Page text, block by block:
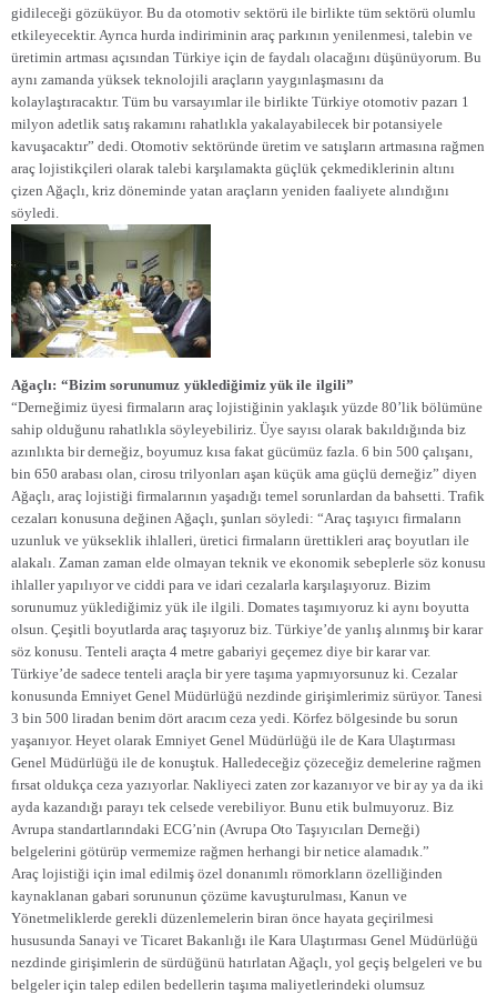
gidileceği gözüküyor. Bu da otomotiv sektörü ile birlikte tüm sektörü olumlu
etkileyecektir. Ayrıca hurda indiriminin araç parkının yenilenmesi, talebin ve
üretimin artması açısından Türkiye için de faydalı olacağını düşünüyorum. Bu
aynı zamanda yüksek teknolojili araçların yaygınlaşmasını da
kolaylaştıracaktır. Tüm bu varsayımlar ile birlikte Türkiye otomotiv pazarı 1
milyon adetlik satış rakamını rahatlıkla yakalayabilecek bir potansiyele
kavuşacaktır” dedi. Otomotiv sektöründe üretim ve satışların artmasına rağmen
araç lojistikçileri olarak talebi karşılamakta güçlük çekmediklerinin altını
çizen Ağaçlı, kriz döneminde yatan araçların yeniden faaliyete alındığını
söyledi.
Ağaçlı: “Bizim sorunumuz yüklediğimiz yük ile ilgili”
“Derneğimiz üyesi firmaların araç lojistiğinin yaklaşık yüzde 80’lik bölümüne
sahip olduğunu rahatlıkla söyleyebiliriz. Üye sayısı olarak bakıldığında biz
azınlıkta bir derneğiz, boyumuz kısa fakat gücümüz fazla. 6 bin 500 çalışanı,
bin 650 arabası olan, cirosu trilyonları aşan küçük ama güçlü derneğiz” diyen
Ağaçlı, araç lojistiği firmalarının yaşadığı temel sorunlardan da bahsetti. Trafik
cezaları konusuna değinen Ağaçlı, şunları söyledi: “Araç taşıyıcı firmaların
uzunluk ve yükseklik ihlalleri, üretici firmaların ürettikleri araç boyutları ile
alakalı. Zaman zaman elde olmayan teknik ve ekonomik sebeplerle söz konusu
ihlaller yapılıyor ve ciddi para ve idari cezalarla karşılaşıyoruz. Bizim
sorunumuz yüklediğimiz yük ile ilgili. Domates taşımıyoruz ki aynı boyutta
olsun. Çeşitli boyutlarda araç taşıyoruz biz. Türkiye’de yanlış alınmış bir karar
söz konusu. Tenteli araçta 4 metre gabariyi geçemez diye bir karar var.
Türkiye’de sadece tenteli araçla bir yere taşıma yapmıyorsunuz ki. Cezalar
konusunda Emniyet Genel Müdürlüğü nezdinde girişimlerimiz sürüyor. Tanesi
3 bin 500 liradan benim dört aracım ceza yedi. Körfez bölgesinde bu sorun
yaşanıyor. Heyet olarak Emniyet Genel Müdürlüğü ile de Kara Ulaştırması
Genel Müdürlüğü ile de konuştuk. Halledeceğiz çözeceğiz demelerine rağmen
fırsat oldukça ceza yazıyorlar. Nakliyeci zaten zor kazanıyor ve bir ay ya da iki
ayda kazandığı parayı tek celsede verebiliyor. Bunu etik bulmuyoruz. Biz
Avrupa standartlarındaki ECG’nin (Avrupa Oto Taşıyıcıları Derneği)
belgelerini götürüp vermemize rağmen herhangi bir netice alamadık.”
Araç lojistiği için imal edilmiş özel donanımlı römorkların özelliğinden
kaynaklanan gabari sorununun çözüme kavuşturulması, Kanun ve
Yönetmeliklerde gerekli düzenlemelerin biran önce hayata geçirilmesi
hususunda Sanayi ve Ticaret Bakanlığı ile Kara Ulaştırması Genel Müdürlüğü
nezdinde girişimlerin de sürdüğünü hatırlatan Ağaçlı, yol geçiş belgeleri ve bu
belgeler için talep edilen bedellerin taşıma maliyetlerindeki olumsuz